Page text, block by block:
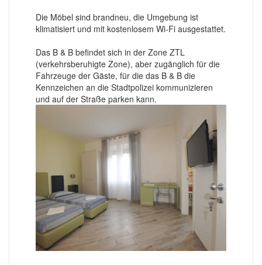
Die Möbel sind brandneu, die Umgebung ist
klimatisiert und mit kostenlosem Wi-Fi ausgestattet.
Das B & B befindet sich in der Zone ZTL
(verkehrsberuhigte Zone), aber zugänglich für die
Fahrzeuge der Gäste, für die das B & B die
Kennzeichen an die Stadtpolizei kommunizieren
und auf der Straße parken kann.